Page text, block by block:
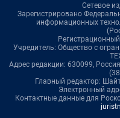
Сетевое
Зарегистрировано
информационных
Учредитель: Общество с
Адрес редакции: 630099,
Главный редактор:
Электронный
Контактные данные для